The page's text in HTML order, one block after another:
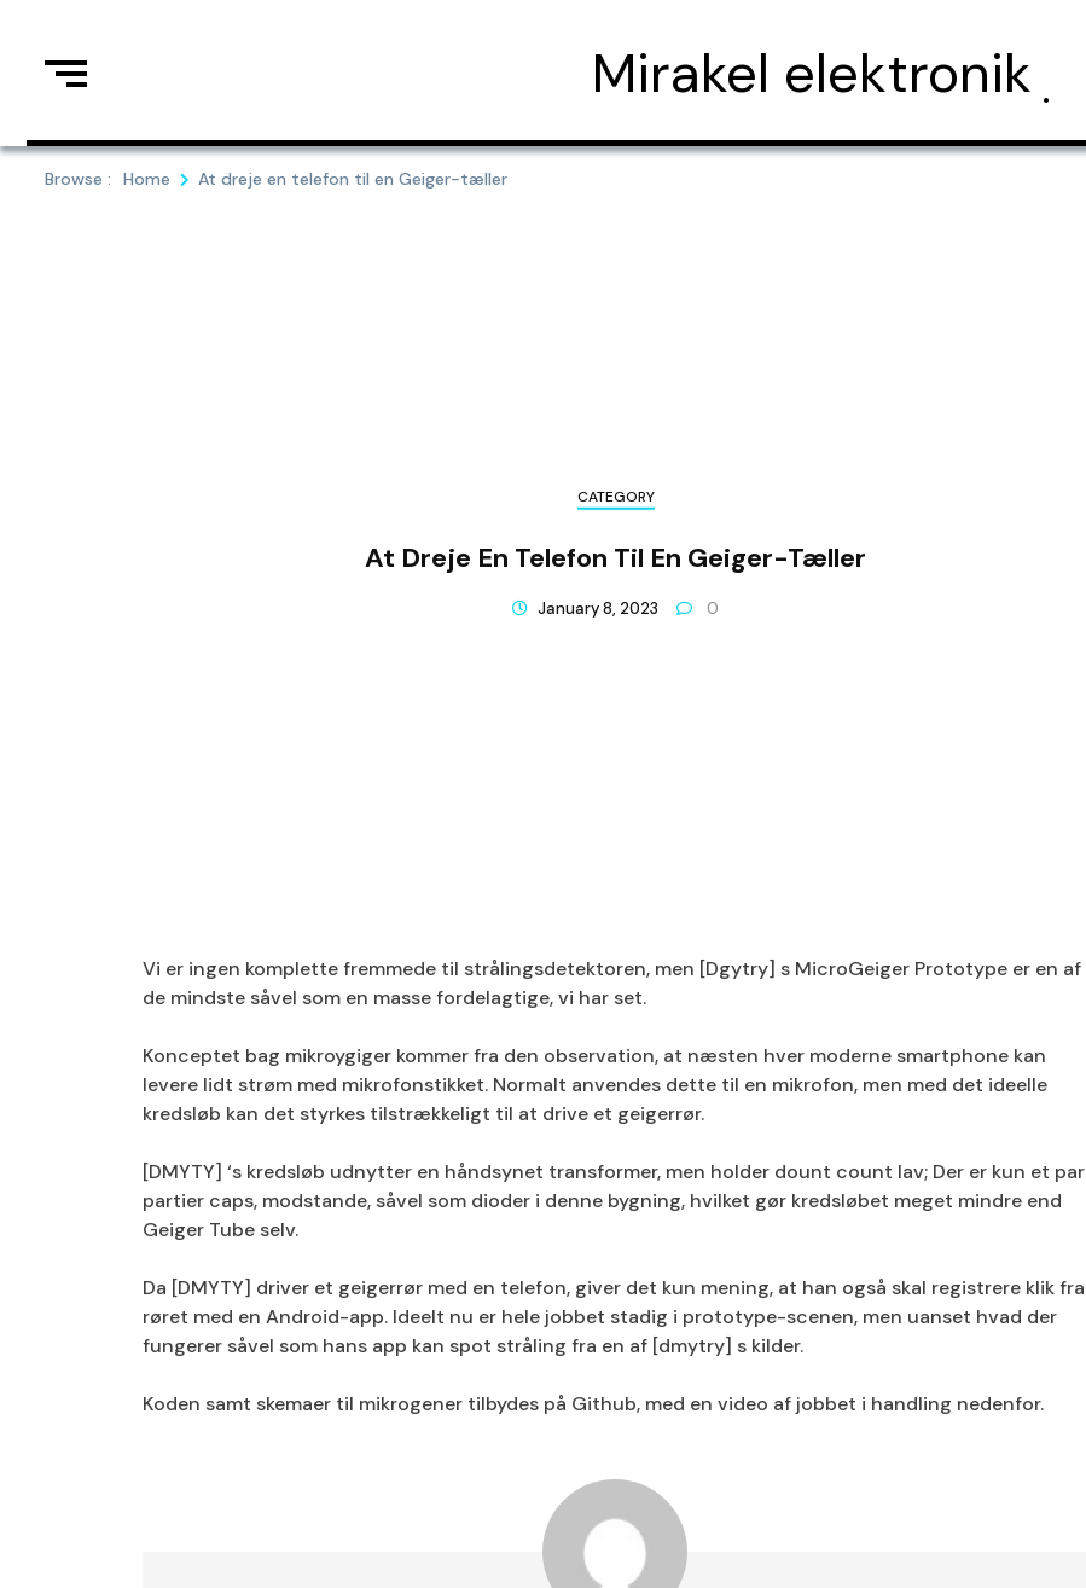
content
Mirakel elektronik
Browse : Home At dreje en telefon til en Geiger-tæller
CATEGORY
At Dreje En Telefon Til En Geiger-Tæller
January 8, 2023 0
Vi er ingen komplette fremmede til strålingsdetektoren, men [Dgytry] s MicroGeiger Prototype er en af ​​
de mindste såvel som en masse fordelagtige, vi har set.
Konceptet bag mikroygiger kommer fra den observation, at næsten hver moderne smartphone kan
levere lidt strøm med mikrofonstikket. Normalt anvendes dette til en mikrofon, men med det ideelle
kredsløb kan det styrkes tilstrækkeligt til at drive et geigerrør.
[DMYTY] ‘s kredsløb udnytter en håndsynet transformer, men holder dount count lav; Der er kun et par
partier caps, modstande, såvel som dioder i denne bygning, hvilket gør kredsløbet meget mindre end
Geiger Tube selv.
Da [DMYTY] driver et geigerrør med en telefon, giver det kun mening, at han også skal registrere klik fra
røret med en Android-app. Ideelt nu er hele jobbet stadig i prototype-scenen, men uanset hvad der
fungerer såvel som hans app kan spot stråling fra en af ​​[dmytry] s kilder.
Koden samt skemaer til mikrogener tilbydes på Github, med en video af jobbet i handling nedenfor.